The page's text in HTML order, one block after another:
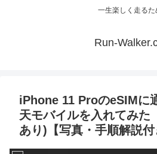
一生楽しく走るた
Run-
iPhone 11 ProのeSIMに
天モバイルを入れてみた
あり)【写真・手順解説付